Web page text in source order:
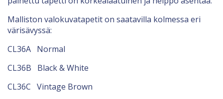
Malliston valokuvatapetit on saatavilla kolmessa eri
värisävyssä:
CL36A Normal
CL36B Black & White
CL36C Vintage Brown